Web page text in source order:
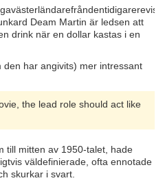
Deam Martin är ledsen att
drink när en dollar kastas i en
den har angivits) mer intressant
the lead role should act like
till mitten av 1950-talet, hade
väldefinierade, ofta ennotade
skurkar i svart.